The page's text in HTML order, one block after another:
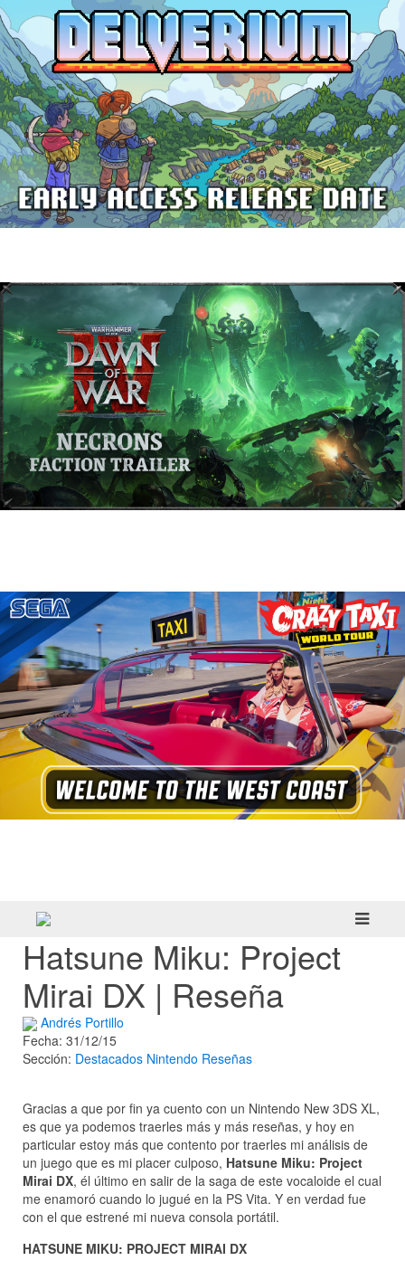
Hatsune Miku: Project
Mirai DX | Reseña
Andrés Portillo
Fecha: 31/12/15
Sección: Destacados Nintendo Reseñas
Gracias a que por fin ya cuento con un Nintendo New 3DS XL,
es que ya podemos traerles más y más reseñas, y hoy en
particular estoy más que contento por traerles mi análisis de
un juego que es mi placer culposo, Hatsune Miku: Project
Mirai DX, él último en salir de la saga de este vocaloide el cual
me enamoró cuando lo jugué en la PS Vita. Y en verdad fue
con el que estrené mi nueva consola portátil.
HATSUNE MIKU: PROJECT MIRAI DX